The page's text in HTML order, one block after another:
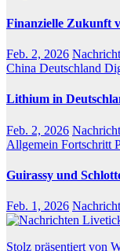
Finanzielle Zukunft
Feb. 2, 2026
China Deutschland
Lithium in
Feb. 2, 2026
Allgemein Fortschritt
Guirassy und
Feb. 1, 2026
Stolz präsentiert von